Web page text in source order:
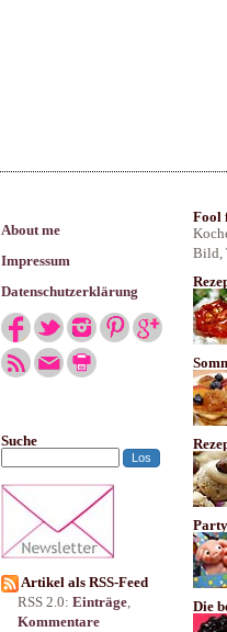
About me
Impressum
Datenschutzerklärung
Suche
Artikel als RSS-Feed
RSS 2.0: Einträge,
Kommentare
Fool
Bild,
Die